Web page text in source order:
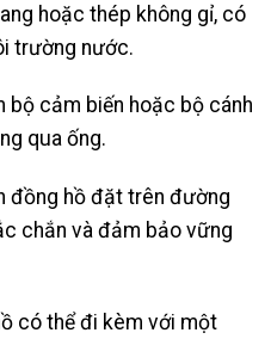
hoặc thép không gỉ, có
trường nước.
bộ cảm biến hoặc bộ cánh
qua ống.
đồng hồ đặt trên đường
chắn và đảm bảo vững
có thể đi kèm với một